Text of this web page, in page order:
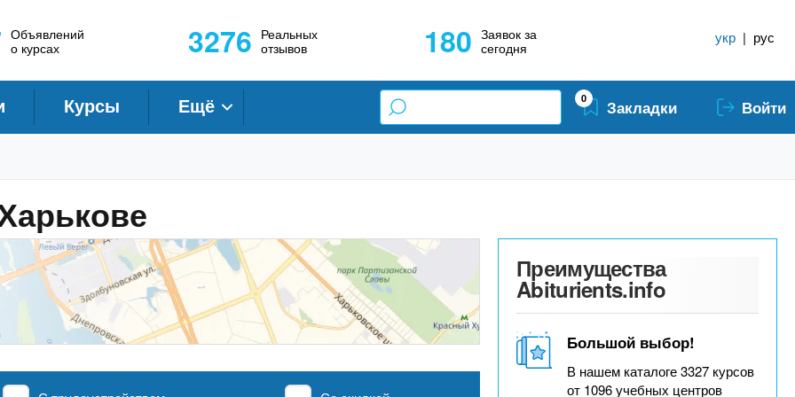
Объявлений
о курсах
3276 Реальных
отзывов
180 Заявок за
сегодня
укр | рус
Курсы Ещё 0 Закладки Войти
Преимущества
Abiturients.info
Большой выбор!
В нашем каталоге 3327 курсов
от 1096 учебных центров